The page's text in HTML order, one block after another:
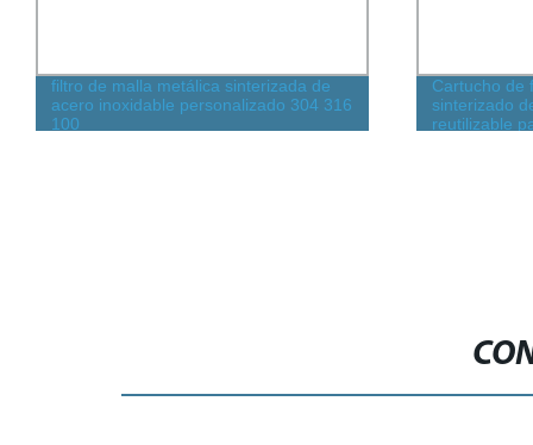
filtro de malla metálica sinterizada de
acero inoxidable personalizado 304 316
100
Cartucho de
sinterizado
reutilizable